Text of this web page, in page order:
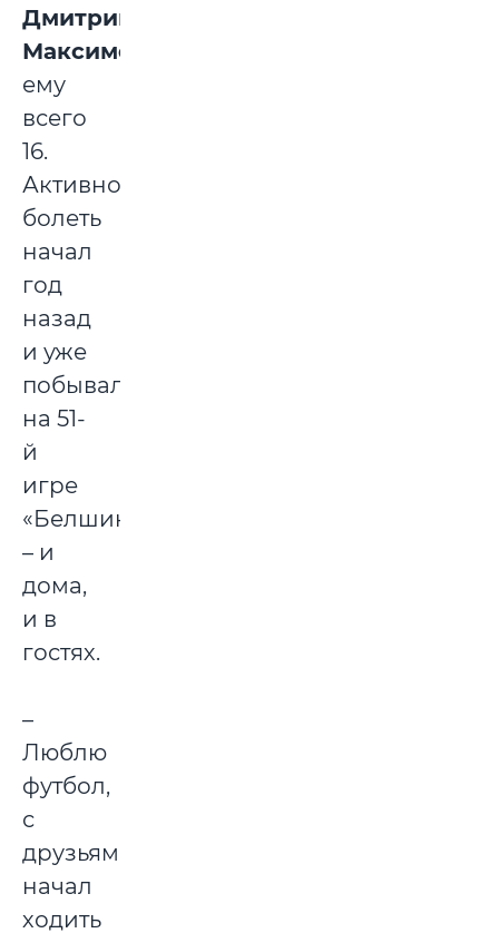
Дмитрий
Максимов
ему
всего
16.
Активно
болеть
начал
год
назад
и уже
побывал
на 51-
й
игре
«Белшины»
– и
дома,
и в
гостях.
–
Люблю
футбол,
с
друзьями
начал
ходить